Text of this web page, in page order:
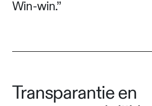
Win-win.”
Transparantie en